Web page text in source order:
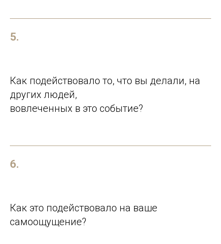
5.
Как подействовало то, что вы делали, на
других людей,
вовлеченных в это событие?
6.
Как это подействовало на ваше
самоощущение?